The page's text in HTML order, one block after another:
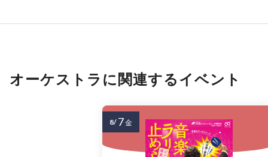
オーケストラに関連するイベント
8/ 7金